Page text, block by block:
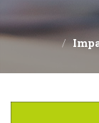
EDITORI
CONTATTACI